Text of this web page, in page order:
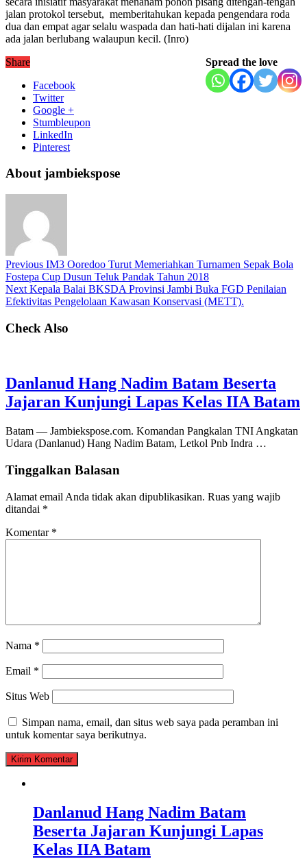
jalan protokol tersebut, memberitahukan kepada pengendara roda
dua dan empat agar selalu waspada dan hati-hati dijalan ini karena
ada jalan berlubang walaupun kecil. (Inro)
Spread the love
Share
Facebook
Twitter
Google +
Stumbleupon
LinkedIn
Pinterest
About jambiekspose
Previous IM3 Ooredoo Turut Memeriahkan Turnamen Sepak Bola
Fostepa Cup Dusun Teluk Pandak Tahun 2018
Next Kepala Balai BKSDA Provinsi Jambi Buka FGD Penilaian
Efektivitas Pengelolaan Kawasan Konservasi (METT).
Check Also
Danlanud Hang Nadim Batam Beserta
Jajaran Kunjungi Lapas Kelas IIA Batam
Batam — Jambiekspose.com. Komandan Pangkalan TNI Angkatan
Udara (Danlanud) Hang Nadim Batam, Letkol Pnb Indra …
Tinggalkan Balasan
Alamat email Anda tidak akan dipublikasikan. Ruas yang wajib
ditandai *
Komentar *
Nama *
Email *
Situs Web
Simpan nama, email, dan situs web saya pada peramban ini
untuk komentar saya berikutnya.
Danlanud Hang Nadim Batam
Beserta Jajaran Kunjungi Lapas
Kelas IIA Batam